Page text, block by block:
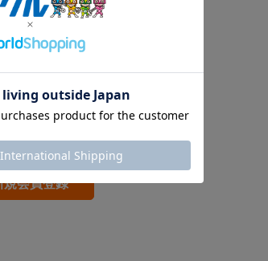
ンしたままにする
なります。